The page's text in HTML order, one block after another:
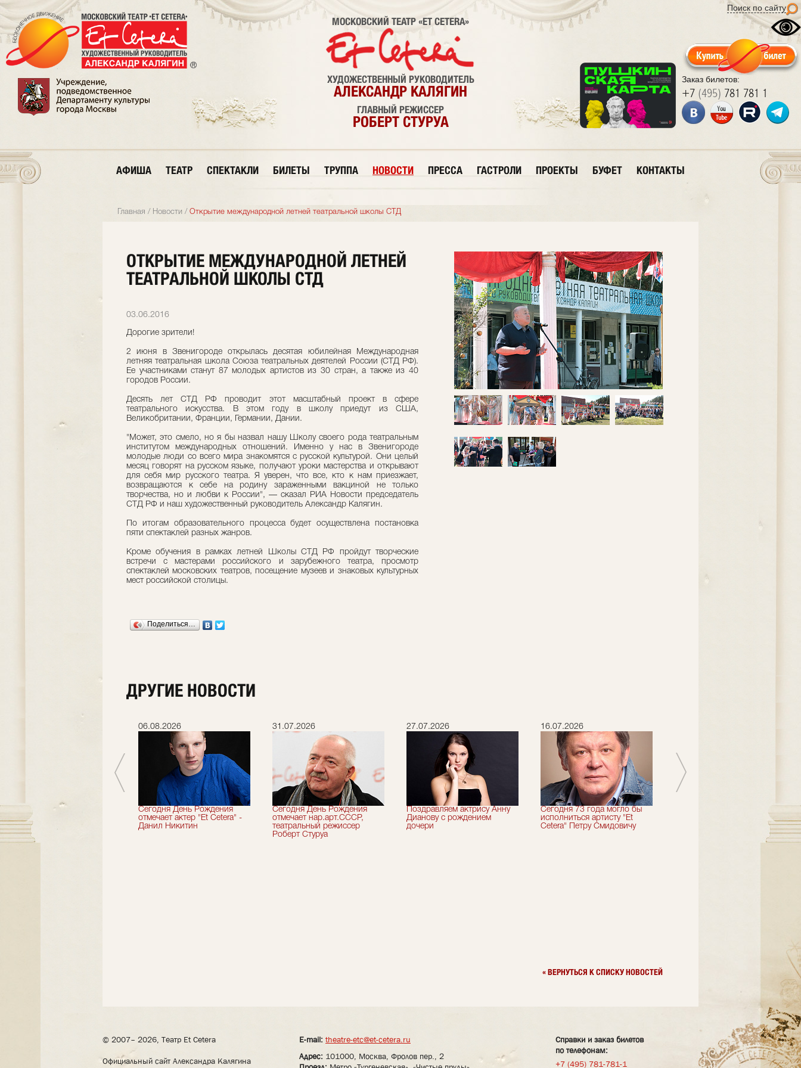
Поиск по сайту
Заказ билетов:
+7 (495) 781 781 1
МОСКОВСКИЙ ТЕАТР «ET CETERA»
ХУДОЖЕСТВЕННЫЙ РУКОВОДИТЕЛЬ
АЛЕКСАНДР КАЛЯГИН
ГЛАВНЫЙ РЕЖИССЕР
РОБЕРТ СТУРУА
АФИША ТЕАТР СПЕКТАКЛИ БИЛЕТЫ ТРУППА НОВОСТИ ПРЕССА ГАСТРОЛИ ПРОЕКТЫ БУФЕТ КОНТАКТЫ
Главная / Новости / Открытие международной летней театральной школы СТД
ОТКРЫТИЕ МЕЖДУНАРОДНОЙ ЛЕТНЕЙ
ТЕАТРАЛЬНОЙ ШКОЛЫ СТД
03.06.2016
Дорогие зрители!
2 июня в Звенигороде открылась десятая юбилейная Международная
летняя театральная школа Союза театральных деятелей России (СТД РФ).
Ее участниками станут 87 молодых артистов из 30 стран, а также из 40
городов России.
Десять лет СТД РФ проводит этот масштабный проект в сфере
театрального искусства. В этом году в школу приедут из США,
Великобритании, Франции, Германии, Дании.
"Может, это смело, но я бы назвал нашу Школу своего рода театральным
институтом международных отношений. Именно у нас в Звенигороде
молодые люди со всего мира знакомятся с русской культурой. Они целый
месяц говорят на русском языке, получают уроки мастерства и открывают
для себя мир русского театра. Я уверен, что все, кто к нам приезжает,
возвращаются к себе на родину зараженными вакциной не только
творчества, но и любви к России", — сказал РИА Новости председатель
СТД РФ и наш художественный руководитель Александр Калягин.
По итогам образовательного процесса будет осуществлена постановка
пяти спектаклей разных жанров.
Кроме обучения в рамках летней Школы СТД РФ пройдут творческие
встречи с мастерами российского и зарубежного театра, просмотр
спектаклей московских театров, посещение музеев и знаковых культурных
мест российской столицы.
Поделиться…
ДРУГИЕ НОВОСТИ
Мы завершили 33-й
театральный сезон!
06.08.2026
Сегодня День Рождения
отмечает актер "Et Cetera" -
Данил Никитин
31.07.2026
Сегодня День Рождения
отмечает нар.арт.СССР,
театральный режиссер
Роберт Стуруа
27.07.2026
Поздравляем актрису Анну
Дианову с рождением
дочери
16.07.2026
Сегодня 73 года могло бы
исполниться артисту "Et
Cetera" Петру Смидовичу
отмечает актер "Et Cetera" -
« ВЕРНУТЬСЯ К СПИСКУ НОВОСТЕЙ
© 2007– 2026, Театр Et Cetera
Официальный сайт Александра Калягина
E-mail: theatre-etc@et-cetera.ru
Адрес: 101000, Москва, Фролов пер., 2
Справки и заказ билетов
по телефонам:
+7 (495) 781-781-1